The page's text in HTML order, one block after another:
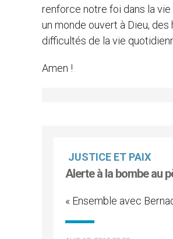
renforce notre foi dans la
un monde ouvert à Dieu,
difficultés de la vie
Amen !
JUSTICE ET PAIX
Alerte à la bombe au
« Ensemble avec